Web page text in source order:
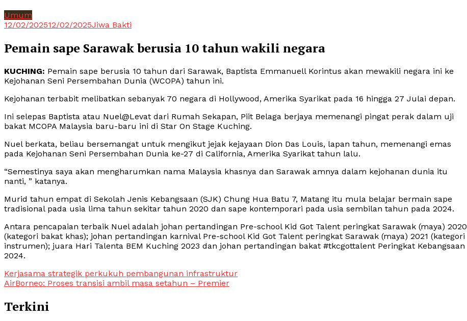
Umum
12/02/202512/02/2025Jiwa Bakti
Pemain sape Sarawak berusia 10 tahun wakili negara
KUCHING: Pemain sape berusia 10 tahun dari Sarawak, Baptista Emmanuell Korintus akan mewakili negara ini ke
Kejohanan Seni Persembahan Dunia (WCOPA) tahun ini.
Kejohanan terbabit melibatkan sebanyak 70 negara di Hollywood, Amerika Syarikat pada 16 hingga 27 Julai depan.
Ini selepas Baptista atau Nuel@Levat dari Rumah Sekapan, Piit Belaga berjaya memenangi pingat perak dalam uji
bakat MCOPA Malaysia baru-baru ini di Star On Stage Kuching.
Nuel berkata, beliau bersemangat untuk mengikut jejak kejayaan Dion Das Louis, lapan tahun, memenangi emas
pada Kejohanan Seni Persembahan Dunia ke-27 di California, Amerika Syarikat tahun lalu.
“Semestinya saya akan mengharumkan nama Malaysia khasnya dan Sarawak amnya dalam kejohanan dunia itu
nanti, ” katanya.
Murid tahun empat di Sekolah Jenis Kebangsaan (SJK) Chung Hua Batu 7, Matang itu mula belajar bermain sape
tradisional pada usia lima tahun sekitar tahun 2020 dan sape kontemporari pada usia sembilan tahun pada 2024.
Antara pencapaian terbaik Nuel adalah johan pertandingan Pre-school Kid Got Talent peringkat Sarawak (maya) 2020
(kategori bakat khas); johan pertandingan karnival Pre-school Kid Got Talent peringkat Sarawak (maya) 2021 (kategori
instrumen); juara Hari Talenta BEM Kuching 2023 dan johan pertandingan bakat #tkcgottalent Peringkat Kebangsaan
2024.
Post
navigation
Kerjasama strategik perkukuh pembangunan infrastruktur
AirBorneo: Proses transisi ambil masa setahun – Premier
Terkini